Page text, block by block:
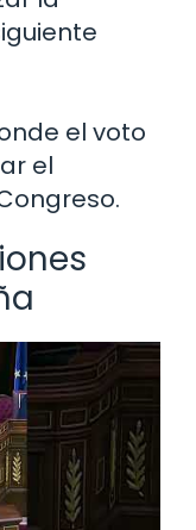
el voto
el